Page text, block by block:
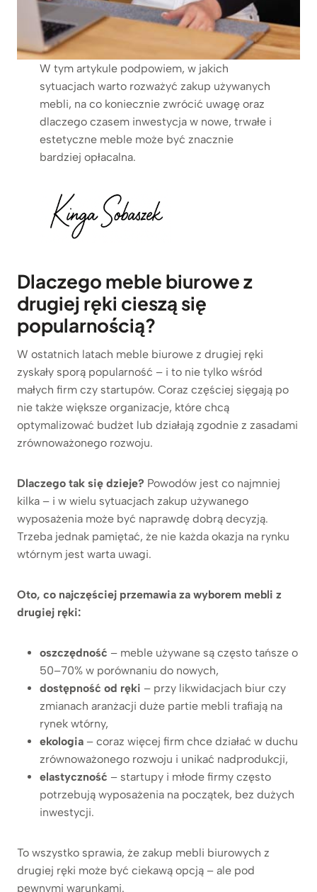
W tym artykule podpowiem, w jakich
sytuacjach warto rozważyć zakup używanych
mebli, na co koniecznie zwrócić uwagę oraz
dlaczego czasem inwestycja w nowe, trwałe i
estetyczne meble może być znacznie
bardziej opłacalna.
Dlaczego meble biurowe z
drugiej ręki cieszą się
popularnością?
W ostatnich latach meble biurowe z drugiej ręki
zyskały sporą popularność – i to nie tylko wśród
małych firm czy startupów. Coraz częściej sięgają po
nie także większe organizacje, które chcą
optymalizować budżet lub działają zgodnie z zasadami
zrównoważonego rozwoju.
Dlaczego tak się dzieje? Powodów jest co najmniej
kilka – i w wielu sytuacjach zakup używanego
wyposażenia może być naprawdę dobrą decyzją.
Trzeba jednak pamiętać, że nie każda okazja na rynku
wtórnym jest warta uwagi.
Oto, co najczęściej przemawia za wyborem mebli z
drugiej ręki:
oszczędność – meble używane są często tańsze o
50–70% w porównaniu do nowych,
dostępność od ręki – przy likwidacjach biur czy
zmianach aranżacji duże partie mebli trafiają na
rynek wtórny,
ekologia – coraz więcej firm chce działać w duchu
zrównoważonego rozwoju i unikać nadprodukcji,
elastyczność – startupy i młode firmy często
potrzebują wyposażenia na początek, bez dużych
inwestycji.
To wszystko sprawia, że zakup mebli biurowych z
drugiej ręki może być ciekawą opcją – ale pod
pewnymi warunkami.